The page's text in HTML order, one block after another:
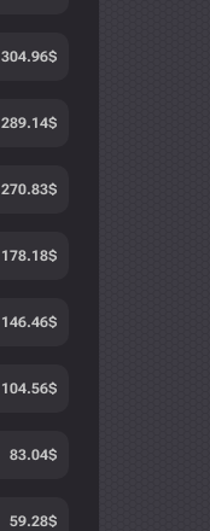
304.96$
289.14$
270.83$
178.18$
146.46$
104.56$
83.04$
59.28$